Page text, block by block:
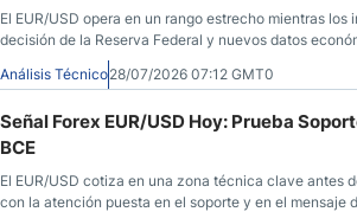
El EUR/USD opera en un rango estrecho mientras los
decisión de la Reserva Federal y nuevos datos
Unidos y Europa.
Análisis Técnico28/07/2026 07:12 GMT0
Señal Forex EUR/USD Hoy: Prueba
BCE
El EUR/USD cotiza en una zona técnica clave antes
con la atención puesta en el soporte y en el mensaje